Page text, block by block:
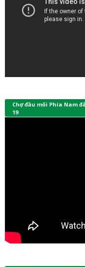
Chợ đầu mối Phía Nam
19